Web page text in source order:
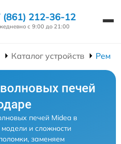
(861) 212-36-12
с 9:00 до 21:00
Каталог устройств
печей
печей Midea в
и сложности
заменяем